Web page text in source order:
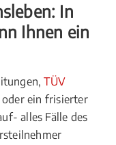
In
Ihnen ein
TÜV
ein frisierter
alles Fälle des